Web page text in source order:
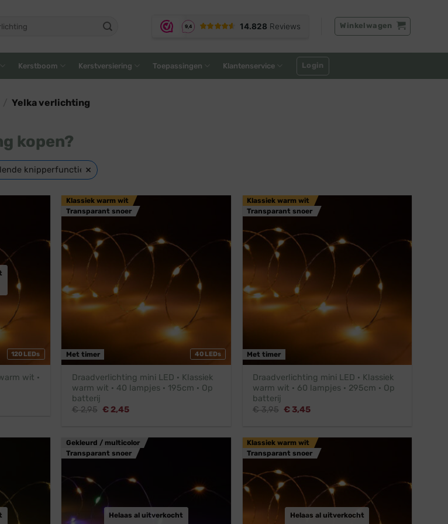
Winkelwagen
Kerstboom Kerstversiering Toepassingen Klantenservice Login
Yelka verlichting
kopen?
knipperfuncties×
120 LEDs
wit ·
40 LEDs
Klassiek warm wit
Transparant snoer
Met timer
Draadverlichting mini LED · Klassiek
warm wit · 40 lampjes · 195cm · Op
batterij
€2,95 Oorspronkelijke
€ 2,45Huidige
Klassiek warm wit
Transparant snoer
Met timer
Draadverlichting mini LED · Klassiek
warm wit · 60 lampjes · 295cm · Op
batterij
€3,95 Oorspronkelijke
€3,45Huidige
Gekleurd / multicolor
Transparant snoer
Helaas al uitverkocht
Klassiek warm wit
Transparant snoer
Helaas al uitverkocht